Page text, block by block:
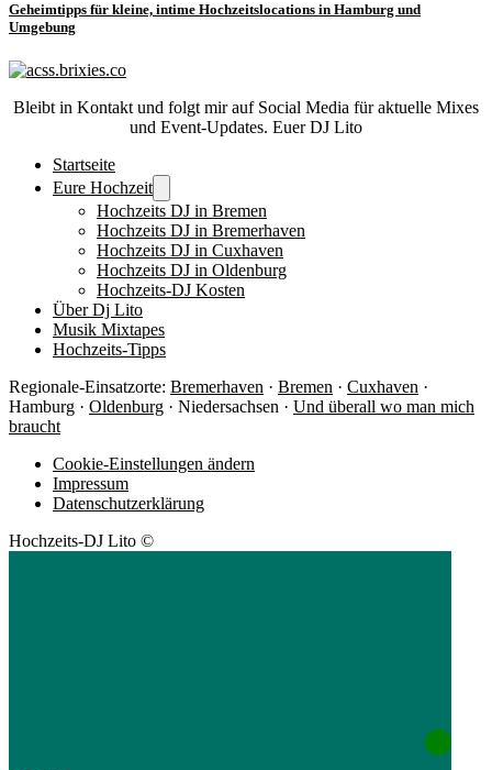
Geheimtipps für kleine, intime Hochzeitslocations in Hamburg und
Umgebung
Bleibt in Kontakt und folgt mir auf Social Media für aktuelle Mixes
und Event-Updates. Euer DJ Lito
Startseite
Eure Hochzeit
Hochzeits DJ in Bremen
Hochzeits DJ in Bremerhaven
Hochzeits DJ in Cuxhaven
Hochzeits DJ in Oldenburg
Hochzeits-DJ Kosten
Über Dj Lito
Musik Mixtapes
Hochzeits-Tipps
Regionale-Einsatzorte: Bremerhaven · Bremen · Cuxhaven ·
Hamburg · Oldenburg · Niedersachsen · Und überall wo man mich
braucht
Cookie-Einstellungen ändern
Impressum
Datenschutzerklärung
Hochzeits-DJ Lito ©